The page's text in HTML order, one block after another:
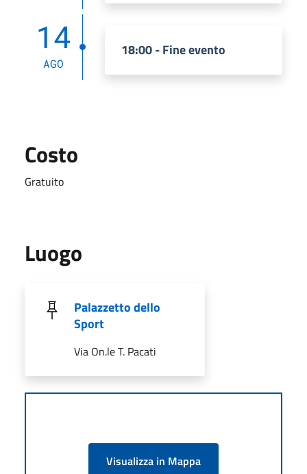
14
AGO
18:00 - Fine evento
Costo
Gratuito
Luogo
Palazzetto dello
Sport
Via On.le T. Pacati
Visualizza in Mappa